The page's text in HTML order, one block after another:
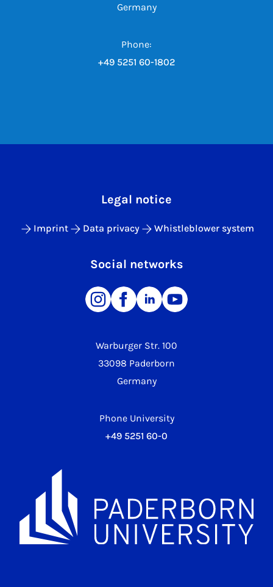
Germany
Phone:
+49 5251 60-1802
Warburger Str. 100
33098 Paderborn
Germany
Phone University
+49 5251 60-0
Legal notice
Imprint Data privacy Whistleblower system
Social networks